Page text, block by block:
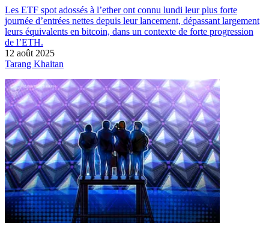
Les ETF spot adossés à l’ether ont connu lundi leur plus forte
journée d’entrées nettes depuis leur lancement, dépassant largement
leurs équivalents en bitcoin, dans un contexte de forte progression
de l’ETH.
12 août 2025
Tarang Khaitan